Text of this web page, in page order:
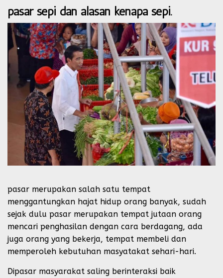
pasar sepi dan alasan kenapa sepi.
pasar merupakan salah satu tempat
menggantungkan hajat hidup orang banyak, sudah
sejak dulu pasar merupakan tempat jutaan orang
mencari penghasilan dengan cara berdagang, ada
juga orang yang bekerja, tempat membeli dan
memperoleh kebutuhan masyatakat sehari-hari.
Dipasar masyarakat saling berinteraksi baik